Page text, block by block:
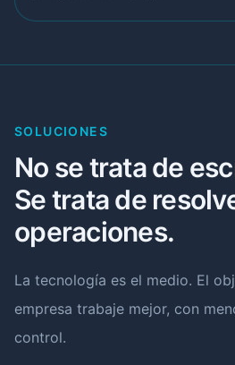
SOLUCIONES
No se trata de
Se trata de
operaciones.
La tecnología es el medio. El
empresa trabaje mejor, con
control.